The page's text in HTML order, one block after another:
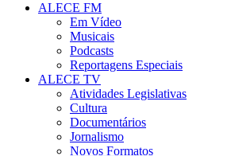
ALECE FM
Em Vídeo
Musicais
Podcasts
Reportagens Especiais
ALECE TV
Atividades Legislativas
Cultura
Documentários
Jornalismo
Novos Formatos